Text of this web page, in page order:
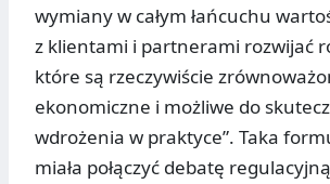
wymiany w całym łańcuchu
z klientami i partnerami rozwijać
które są rzeczywiście
ekonomiczne i możliwe do
wdrożenia w praktyce”. Taka
miała połączyć debatę